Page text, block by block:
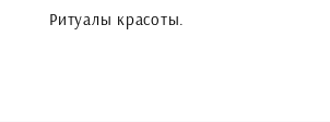
Ритуалы красоты.